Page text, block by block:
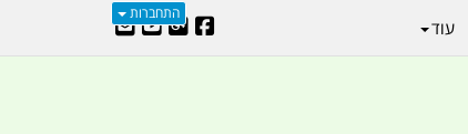
התחברות
עוד